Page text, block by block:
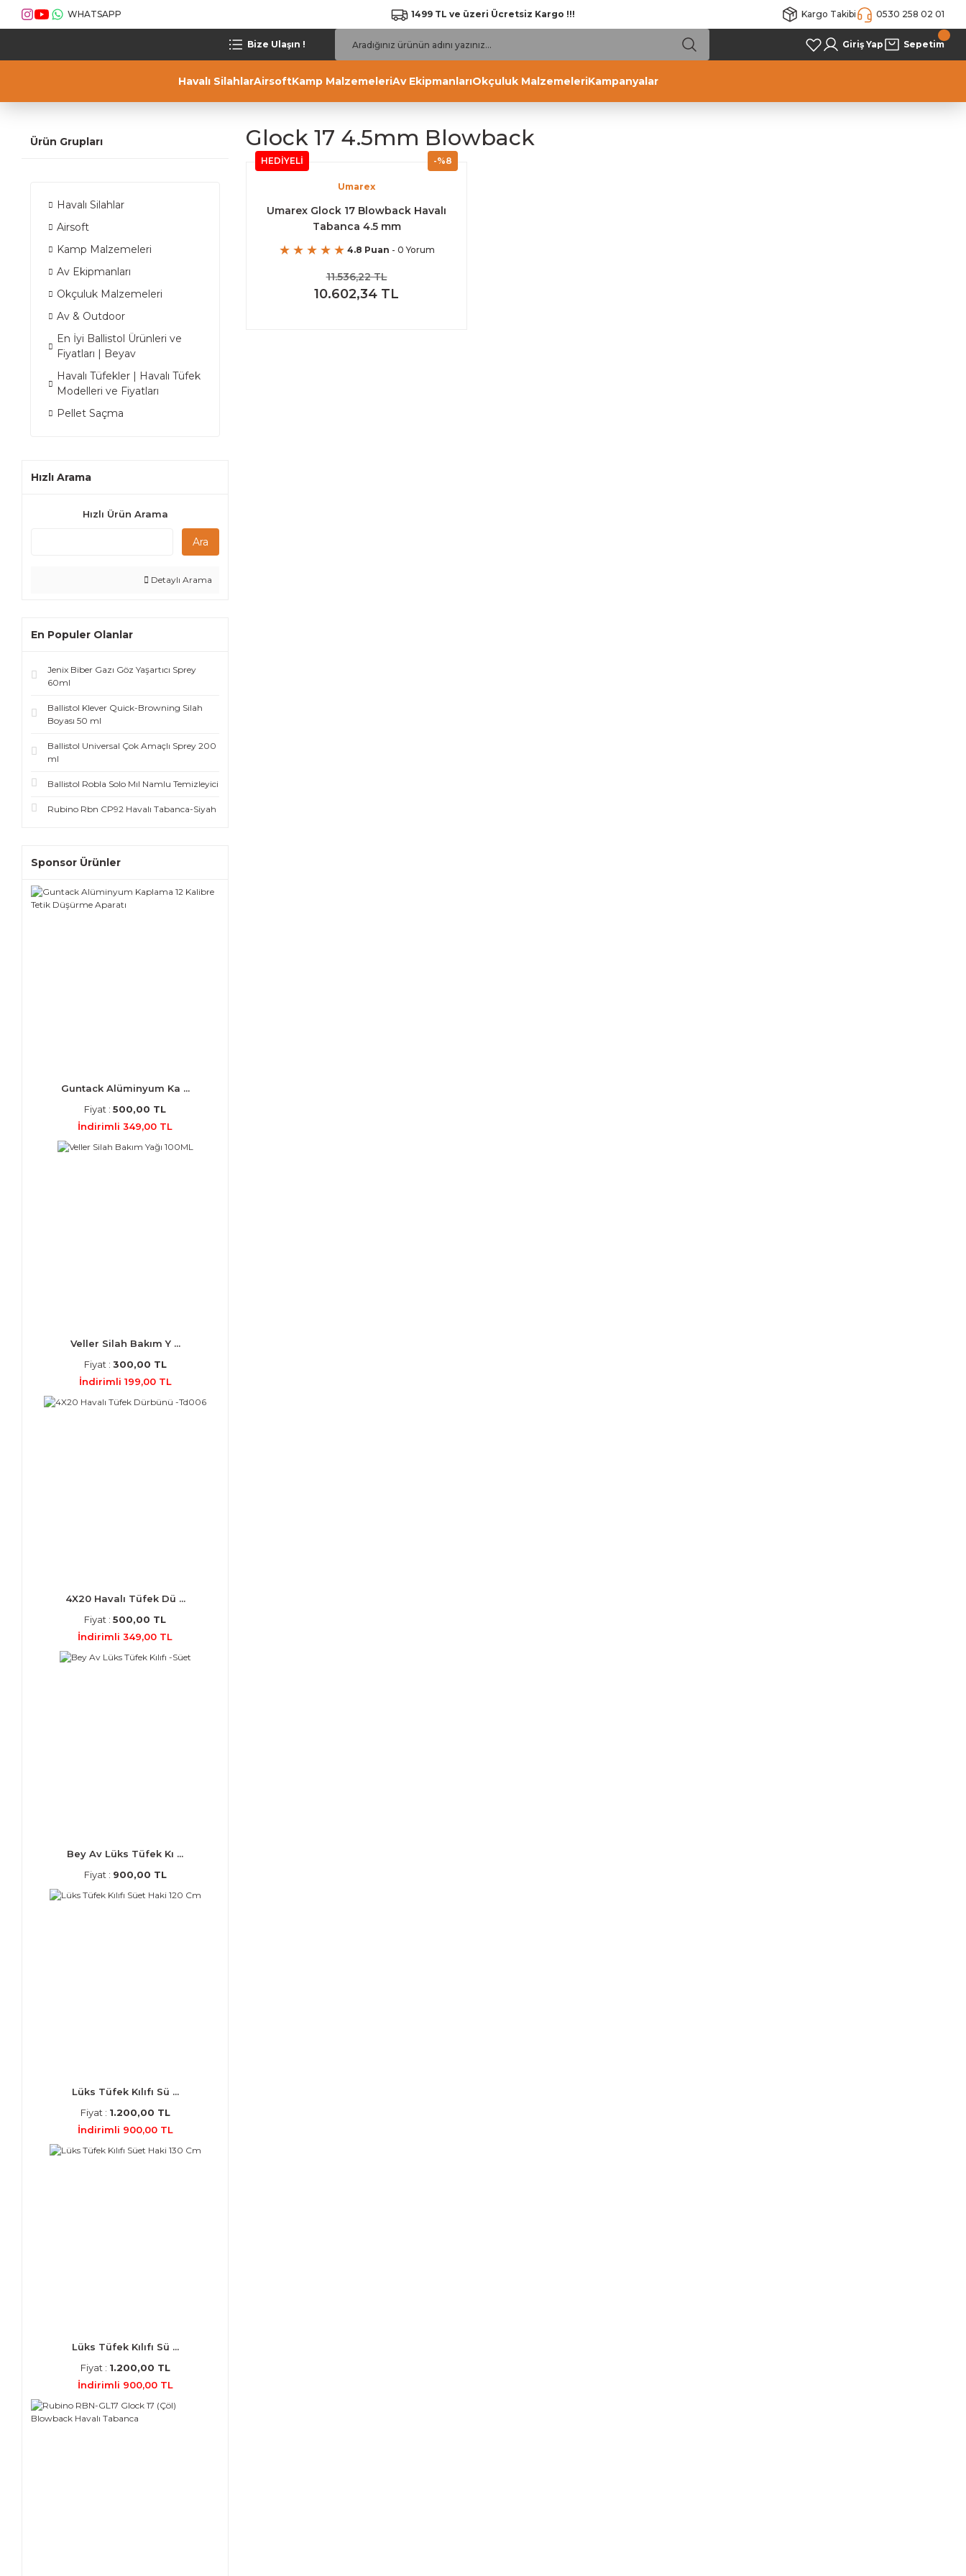
WHATSAPP 1499 TL ve üzeri Ücretsiz Kargo !!! Kargo Takibi 0530 258 02 01
Bize Ulaşın ! Giriş Yap Sepetim
Havalı SilahlarAirsoftKamp MalzemeleriAv EkipmanlarıOkçuluk MalzemeleriKampanyalar
Ürün Grupları
Havalı Silahlar
Airsoft
Kamp Malzemeleri
Av Ekipmanları
Okçuluk Malzemeleri
Av & Outdoor
En İyi Ballistol Ürünleri ve
Fiyatları | Beyav
Havalı Tüfekler | Havalı Tüfek
Modelleri ve Fiyatları
Pellet Saçma
Hızlı Arama
Hızlı Ürün Arama
Ara
Detaylı Arama
En Populer Olanlar
Jenix Biber Gazı Göz Yaşartıcı Sprey
60ml
Ballistol Klever Quick-Browning Silah
Boyası 50 ml
Ballistol Universal Çok Amaçlı Sprey 200
ml
Ballistol Robla Solo Mıl Namlu Temizleyici
Rubino Rbn CP92 Havalı Tabanca-Siyah
Sponsor Ürünler
Guntack Alüminyum Ka ...
Fiyat : 500,00 TL
İndirimli 349,00 TL
Veller Silah Bakım Y ...
Fiyat : 300,00 TL
İndirimli 199,00 TL
4X20 Havalı Tüfek Dü ...
Fiyat : 500,00 TL
İndirimli 349,00 TL
Bey Av Lüks Tüfek Kı ...
Fiyat : 900,00 TL
Lüks Tüfek Kılıfı Sü ...
Fiyat : 1.200,00 TL
İndirimli 900,00 TL
Lüks Tüfek Kılıfı Sü ...
Fiyat : 1.200,00 TL
İndirimli 900,00 TL
Glock 17 4.5mm Blowback
-%8
HEDİYELİ
Umarex
Umarex Glock 17 Blowback Havalı
Tabanca 4.5 mm
4.8 Puan - 0 Yorum
11.536,22 TL
10.602,34 TL